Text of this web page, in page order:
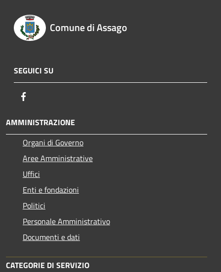
Comune di Assago
SEGUICI SU
AMMINISTRAZIONE
Organi di Governo
Aree Amministrative
Uffici
Enti e fondazioni
Politici
Personale Amministrativo
Documenti e dati
CATEGORIE DI SERVIZIO